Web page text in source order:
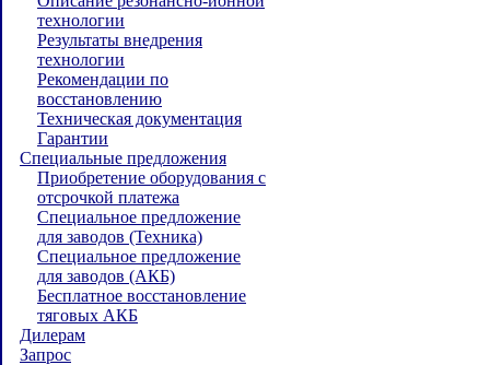
технологии
Результаты внедрения
технологии
Рекомендации по
восстановлению
Техническая документация
Гарантии
Специальные предложения
Приобретение оборудования с
отсрочкой платежа
Специальное предложение
для заводов (Техника)
Специальное предложение
для заводов (АКБ)
Бесплатное восстановление
тяговых АКБ
Дилерам
Запрос